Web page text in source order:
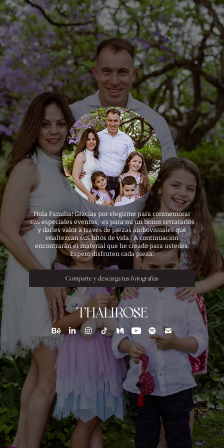
Hola Familia! Gracias por elegirme para conmemorar
sus especiales eventos, es para mi un honor retratarlos
y darles valor a través de piezas audiovisuales que
enaltezcan sus hitos de vida.A continuación
encontrarán el material que he creado para ustedes.
Espero disfruten cada pieza.
Comparte y descarga tus fotografías